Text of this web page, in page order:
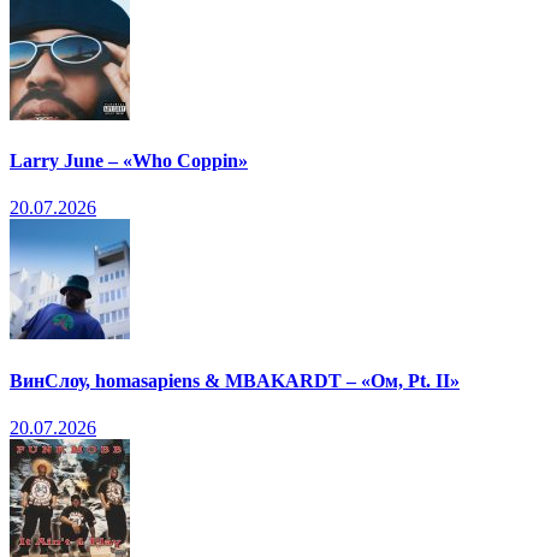
Larry June – «Who Coppin»
20.07.2026
ВинСлоу, homasapiens & MBAKARDT – «Ом, Pt. II»
20.07.2026